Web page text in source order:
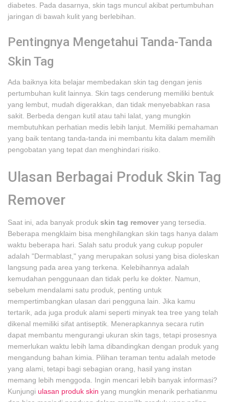
diabetes. Pada dasarnya, skin tags muncul akibat pertumbuhan
jaringan di bawah kulit yang berlebihan.
Pentingnya Mengetahui Tanda-Tanda
Skin Tag
Ada baiknya kita belajar membedakan skin tag dengan jenis
pertumbuhan kulit lainnya. Skin tags cenderung memiliki bentuk
yang lembut, mudah digerakkan, dan tidak menyebabkan rasa
sakit. Berbeda dengan kutil atau tahi lalat, yang mungkin
membutuhkan perhatian medis lebih lanjut. Memiliki pemahaman
yang baik tentang tanda-tanda ini membantu kita dalam memilih
pengobatan yang tepat dan menghindari risiko.
Ulasan Berbagai Produk Skin Tag
Remover
Saat ini, ada banyak produk skin tag remover yang tersedia.
Beberapa mengklaim bisa menghilangkan skin tags hanya dalam
waktu beberapa hari. Salah satu produk yang cukup populer
adalah "Dermablast," yang merupakan solusi yang bisa dioleskan
langsung pada area yang terkena. Kelebihannya adalah
kemudahan penggunaan dan tidak perlu ke dokter. Namun,
sebelum mendalami satu produk, penting untuk
mempertimbangkan ulasan dari pengguna lain. Jika kamu
tertarik, ada juga produk alami seperti minyak tea tree yang telah
dikenal memiliki sifat antiseptik. Menerapkannya secara rutin
dapat membantu mengurangi ukuran skin tags, tetapi prosesnya
memerlukan waktu lebih lama dibandingkan dengan produk yang
mengandung bahan kimia. Pilihan teraman tentu adalah metode
yang alami, tetapi bagi sebagian orang, hasil yang instan
memang lebih menggoda. Ingin mencari lebih banyak informasi?
Kunjungi ulasan produk skin yang mungkin menarik perhatianmu